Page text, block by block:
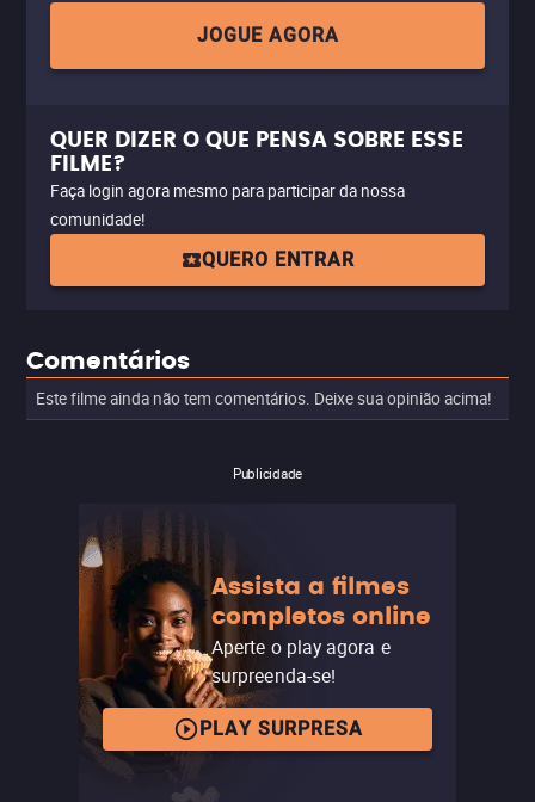
JOGUE AGORA
QUER DIZER O QUE PENSA SOBRE ESSE
FILME?
Faça login agora mesmo para participar da nossa
comunidade!
QUERO ENTRAR
Comentários
Este filme ainda não tem comentários. Deixe sua opinião acima!
Publicidade
Assista a filmes
completos online
Aperte o play agora e
surpreenda-se!
PLAY SURPRESA